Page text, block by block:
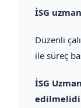
İSG
Düzenli
ile süreç
İSG